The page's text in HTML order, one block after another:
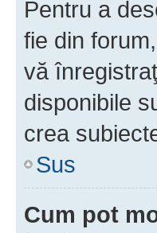
Pentru a
fie din
vă
disponibile
crea
Sus
Cum pot